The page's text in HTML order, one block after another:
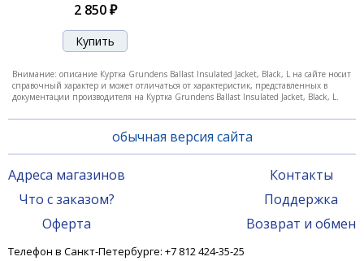
2 850 ₽
Внимание: описание Куртка Grundens Ballast Insulated Jacket, Black, L на сайте носит
справочный характер и может отличаться от характеристик, представленных в
документации производителя на Куртка Grundens Ballast Insulated Jacket, Black, L.
обычная версия сайта
Адреса магазинов
Что с заказом?
Оферта
Контакты
Поддержка
Возврат и обмен
Телефон в Санкт-Петербурге: +7 812 424-35-25